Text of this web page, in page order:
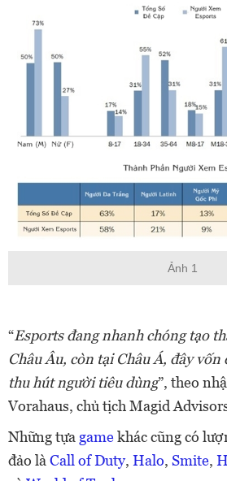
Ảnh 1
“Esports đang nhanh chóng tạo
Châu Âu, còn tại Châu Á, đây
thu hút người tiêu dùng”, theo
Vorahaus, chủ tịch Magid
Những tựa gamekhác cũng có
đảo làCall of Duty, Halo, Smite,